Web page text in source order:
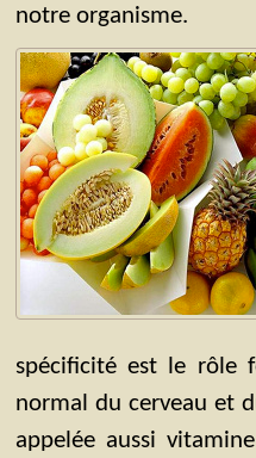
notre organisme.
spécificité est le rôle
normal du cerveau et
appelée aussi